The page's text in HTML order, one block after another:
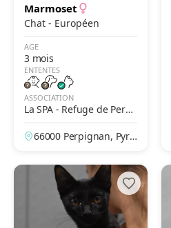
Marmoset
Chat - Européen
AGE
3 mois
ENTENTES
ASSOCIATION
La SPA - Refuge de Perpi
gnan
66000 Perpignan, Pyré
e